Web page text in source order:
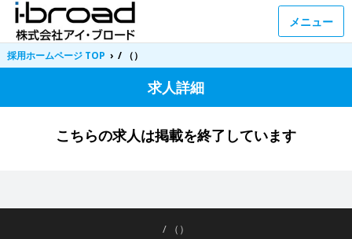
メニュー
採用ホームページ TOP › / （）
求人詳細
こちらの求人は掲載を終了しています
/ （）